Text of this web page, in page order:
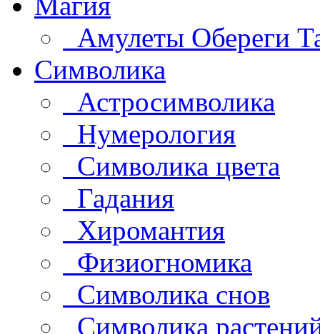
Амулеты Обереги
Символика
Астросимволика
Нумерология
Символика цвета
Гадания
Хиромантия
Физиогномика
Символика снов
Символика